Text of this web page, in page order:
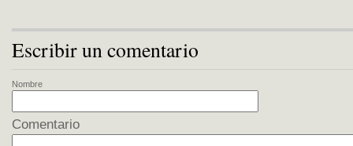
Escribir un comentario
Nombre
Comentario